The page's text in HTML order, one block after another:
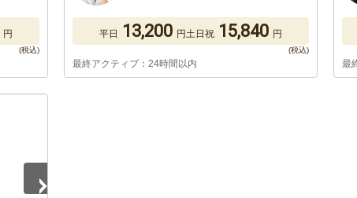
円 平日 13,200 円土日祝 15,840 円
最終アクティブ：24時間以内 最